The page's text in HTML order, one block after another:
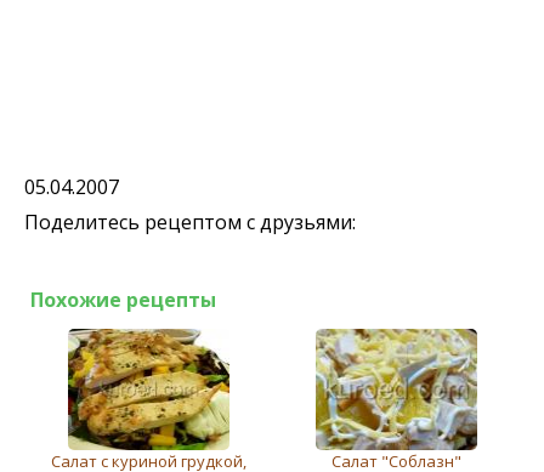
05.04.2007
Поделитесь рецептом с друзьями:
Похожие рецепты
Салат с куриной грудкой,
Салат "Соблазн"